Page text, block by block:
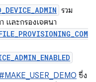
รวม
และกรองเจตนา
ซึ่ง